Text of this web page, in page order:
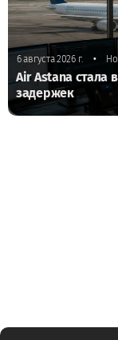
6 августа 2026 г. •
Air Astana стала
задержек